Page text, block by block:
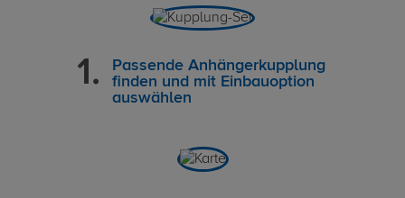
Passende Anhängerkupplung
finden und mit Einbauoption
auswählen